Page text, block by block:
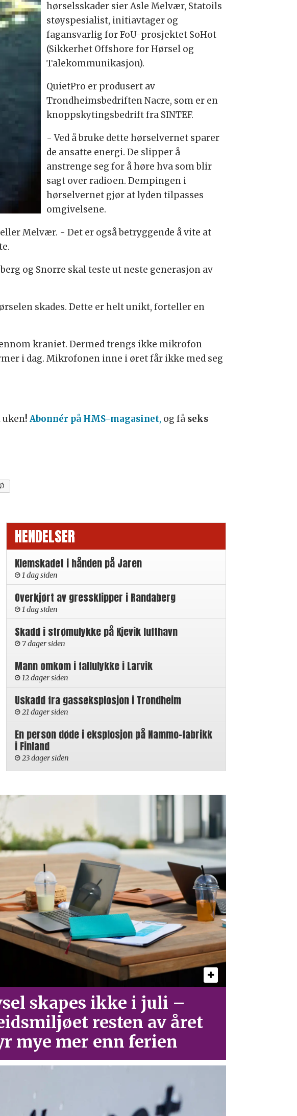
hørselsskader sier Asle Melvær, Statoils
støyspesialist, initiavtager og
fagansvarlig for FoU-prosjektet SoHot
(Sikkerhet Offshore for Hørsel og
Talekommunikasjon).
QuietPro er produsert av
Trondheimsbedriften Nacre, som er en
knoppskytingsbedrift fra SINTEF.
- Ved å bruke dette hørselvernet sparer
de ansatte energi. De slipper å
anstrenge seg for å høre hva som blir
sagt over radioen. Dempingen i
hørselvernet gjør at lyden tilpasses
omgivelsene.
Melvær. - Det er også betryggende å vite at
og Snorre skal teste ut neste generasjon av
skades. Dette er helt unikt, forteller en
kraniet. Dermed trengs ikke mikrofon
i dag. Mikrofonen inne i øret får ikke med seg
uken!Abonnér på HMS-magasinet, og få seks
HENDELSER
Klemskadet i hånden på Jaren
1 dag siden
Overkjørt av gressklipper i Randaberg
1 dag siden
Skadd i strømulykke på Kjevik lufthavn
7 dager siden
Mann omkom i fallulykke i Larvik
12 dager siden
Uskadd fra gasseksplosjon i Trondheim
21 dager siden
En person døde i eksplosjon på Nammo-fabrikk
i Finland
23 dager siden
skapes ikke i juli –
resten av året
mye mer enn ferien